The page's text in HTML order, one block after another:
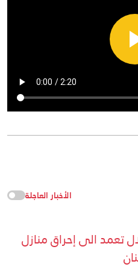
الأخبار العاجلة
تعمد الى إحراق منازل